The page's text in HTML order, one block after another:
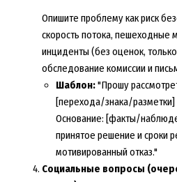
Опишите проблему как риск
скорость потока, пешеходные
инциденты (без оценок,
обследование комиссии и
Шаблон:"Прошу
[перехода/знака/
Основание: [факты/
принятое решение и сроки
мотивированный отказ."
Социальные вопросы